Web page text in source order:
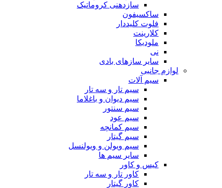
سازدهنی کروماتیک
ساکسیفون
فلوت کلیددار
کلارینت
ملودیکا
نی
سایر سازهای بادی
لوازم جانبی
سیم آلات
سیم تار و سه تار
سیم دیوان و باغلاما
سیم سنتور
سیم عود
سیم کمانچه
سیم گیتار
سیم ویولن و ویولنسل
سایر سیم ها
کیس و کاور
کاور تار و سه تار
کاور گیتار